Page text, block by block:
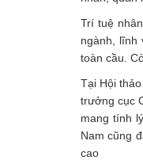
Trí tuệ
ngành, lĩnh
toàn cầu.
Tại Hội
trưởng cục
mang tính
Nam cũng
cao